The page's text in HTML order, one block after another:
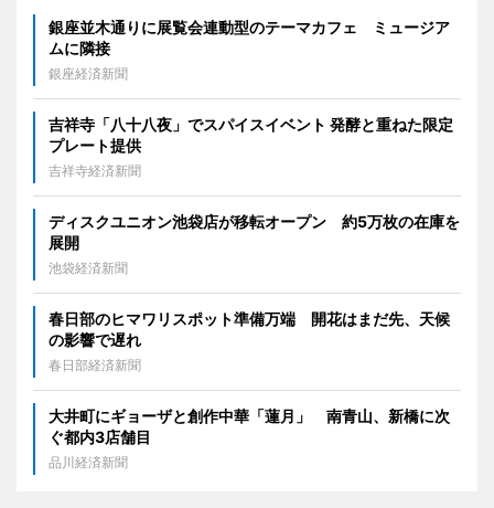
銀座並木通りに展覧会連動型のテーマカフェ ミュージア
ムに隣接
銀座経済新聞
吉祥寺「八十八夜」でスパイスイベント 発酵と重ねた限定
プレート提供
吉祥寺経済新聞
ディスクユニオン池袋店が移転オープン 約5万枚の在庫を
展開
池袋経済新聞
春日部のヒマワリスポット準備万端 開花はまだ先、天候
の影響で遅れ
春日部経済新聞
大井町にギョーザと創作中華「蓮月」 南青山、新橋に次
ぐ都内3店舗目
品川経済新聞